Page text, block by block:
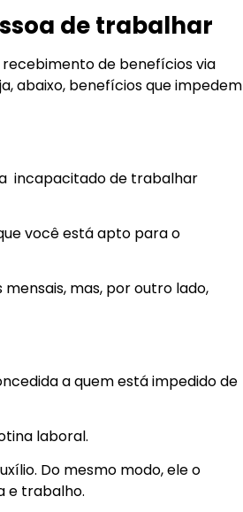
de trabalhar
de benefícios via
abaixo, benefícios que impedem
incapacitado de trabalhar
você está apto para o
mas, por outro lado,
a quem está impedido de
laboral.
Do mesmo modo, ele o
e trabalho.